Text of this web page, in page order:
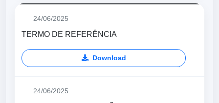
24/06/2025
TERMO DE REFERÊNCIA
Download
24/06/2025